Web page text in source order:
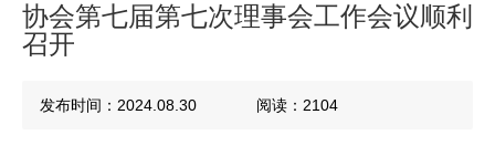
协会第七届第七次理事会工作会议顺利
召开
发布时间：2024.08.30 阅读：2104